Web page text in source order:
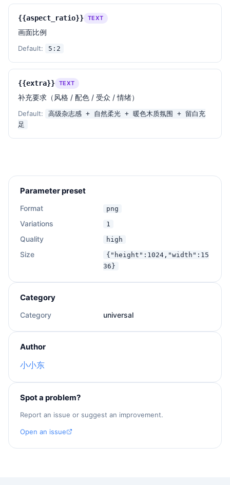
{{aspect_ratio}} TEXT
画面比例
Default: 5:2
{{extra}} TEXT
补充要求（风格 / 配色 / 受众 / 情绪）
Default:
高级杂志感 + 自然柔光 + 暖色木质氛围 + 留白充
足
Parameter preset
Format png
Variations 1
Quality high
Size
{"height":1024,"width":15
36}
Category
Category universal
Author
小小东
Spot a problem?
Report an issue or suggest an improvement.
Open an issue